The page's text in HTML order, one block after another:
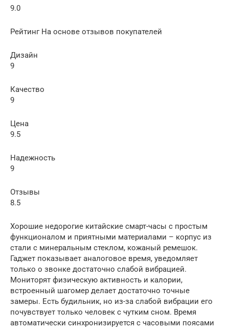
9.0
Рейтинг На основе отзывов покупателей
Дизайн
9
Качество
9
Цена
9.5
Надежность
9
Отзывы
8.5
Хорошие недорогие китайские смарт-часы с простым
функционалом и приятными материалами – корпус из
стали с минеральным стеклом, кожаный ремешок.
Гаджет показывает аналоговое время, уведомляет
только о звонке достаточно слабой вибрацией.
Мониторят физическую активность и калории,
встроенный шагомер делает достаточно точные
замеры. Есть будильник, но из-за слабой вибрации его
почувствует только человек с чутким сном. Время
автоматически синхронизируется с часовыми поясами